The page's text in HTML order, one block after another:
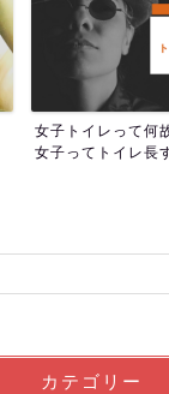
『理想の自分を貫
る！』やる気OLの
カテゴリー